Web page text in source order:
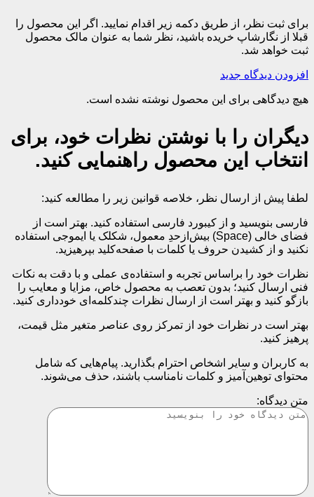
برای ثبت نظر، از طریق دکمه زیر اقدام نمایید. اگر این محصول را
قبلا از نگارشاپ خریده باشید، نظر شما به عنوان مالک محصول
ثبت خواهد شد.
افزودن دیدگاه جدید
هیچ دیدگاهی برای این محصول نوشته نشده است.
دیگران را با نوشتن نظرات خود، برای
انتخاب این محصول راهنمایی کنید.
لطفا پیش از ارسال نظر، خلاصه قوانین زیر را مطالعه کنید:
فارسی بنویسید و از کیبورد فارسی استفاده کنید. بهتر است از
فضای خالی (Space) بیش‌از‌حدِ معمول، شکلک یا ایموجی استفاده
نکنید و از کشیدن حروف یا کلمات با صفحه‌کلید بپرهیزید.
نظرات خود را براساس تجربه و استفاده‌ی عملی و با دقت به نکات
فنی ارسال کنید؛ بدون تعصب به محصول خاص، مزایا و معایب را
بازگو کنید و بهتر است از ارسال نظرات چندکلمه‌‌ای خودداری کنید.
بهتر است در نظرات خود از تمرکز روی عناصر متغیر مثل قیمت،
پرهیز کنید.
به کاربران و سایر اشخاص احترام بگذارید. پیام‌هایی که شامل
محتوای توهین‌آمیز و کلمات نامناسب باشند، حذف می‌شوند.
متن دیدگاه: